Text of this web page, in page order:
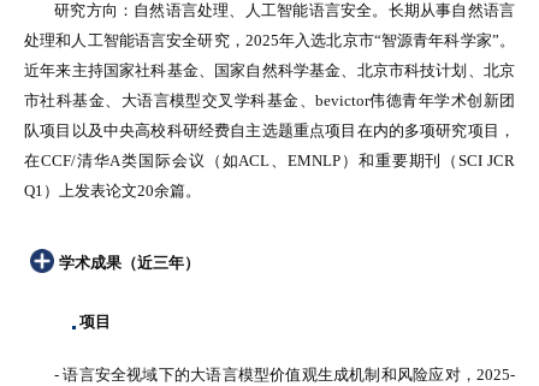
研究方向： 自然语言处理、人工智能语言安全。长期从事自然语言
处理和人工智能语言安全研究，2025年入选北京市“智源青年科学家”。
近年来主持国家社科基金、国家自然科学基金、北京市科技计划、北京
市社科基金、大语言模型交叉学科基金、bevictor伟德青年学术创新团
队项目以及中央高校科研经费自主选题重点项目在内的多项研究项目，
在CCF/清华A类国际会议（如ACL、EMNLP）和重要期刊（SCI JCR
Q1）上发表论文20余篇。
学术成果（近三年）
项目
-语言安全视域下的大语言模型价值观生成机制和风险应对，2025-